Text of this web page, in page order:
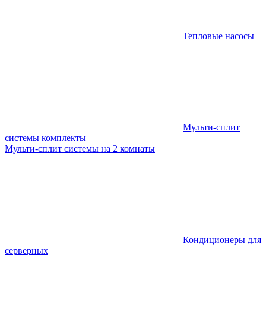
Тепловые насосы
Мульти-сплит
системы комплекты
Мульти-сплит системы на 2 комнаты
Кондиционеры для
серверных